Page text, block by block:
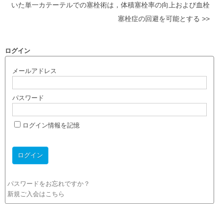
いた単一カテーテルでの塞栓術は，体積塞栓率の向上および血栓
塞栓症の回避を可能とする >>
ログイン
メールアドレス
パスワード
ログイン情報を記憶
パスワードをお忘れですか？
新規ご入会はこちら